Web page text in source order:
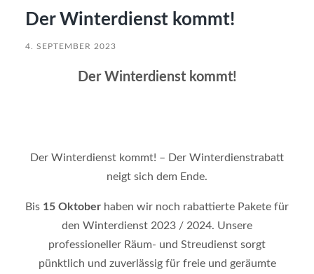
Der Winterdienst kommt!
4. SEPTEMBER 2023
Der Winterdienst kommt!
Der Winterdienst kommt! – Der Winterdienstrabatt
neigt sich dem Ende.
Bis 15 Oktober haben wir noch rabattierte Pakete für
den Winterdienst 2023 / 2024. Unsere
professioneller Räum- und Streudienst sorgt
pünktlich und zuverlässig für freie und geräumte